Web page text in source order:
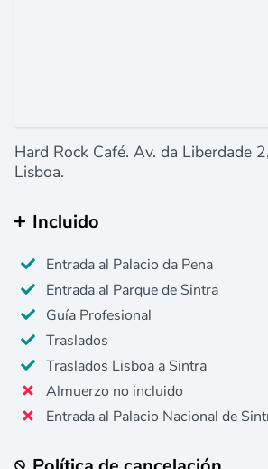
Hard Rock Café. Av. da Liberdade
Lisboa.
Incluido
Entrada al Palacio da Pena
Entrada al Parque de Sintra
Guía Profesional
Traslados
Traslados Lisboa a Sintra
Almuerzo no incluido
Entrada al Palacio Nacional de